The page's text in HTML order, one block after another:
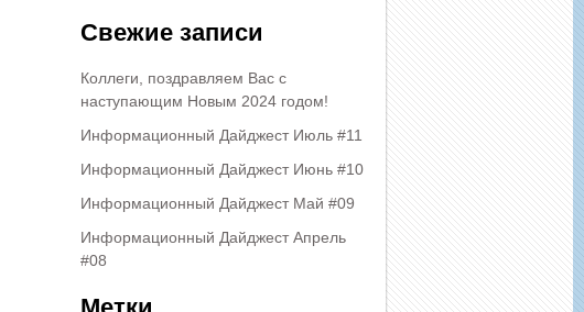
Свежие записи
Коллеги, поздравляем Вас с
наступающим Новым 2024 годом!
Информационный Дайджест Июль #11
Информационный Дайджест Июнь #10
Информационный Дайджест Май #09
Информационный Дайджест Апрель
#08